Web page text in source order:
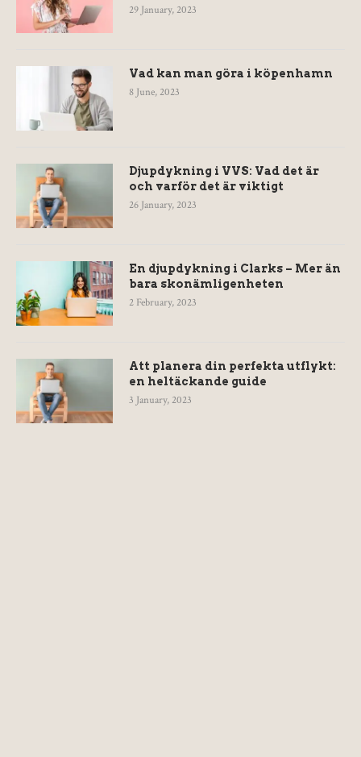
29 January, 2023
Vad kan man göra i köpenhamn
8 June, 2023
Djupdykning i VVS: Vad det är
och varför det är viktigt
26 January, 2023
En djupdykning i Clarks – Mer än
bara skonämligenheten
2 February, 2023
Att planera din perfekta utflykt:
en heltäckande guide
3 January, 2023